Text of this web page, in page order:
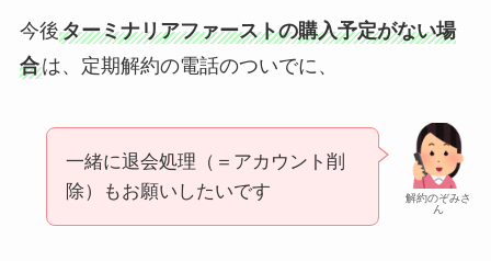
今後ターミナリアファーストの購入予定がない場
合は、定期解約の電話のついでに、
解約のぞみさ
ん
一緒に退会処理（＝アカウント削
除）もお願いしたいです